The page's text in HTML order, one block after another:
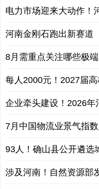
电力市场迎来大动作！
河南金刚石跑出新赛道
8月需重点关注哪些极
每人2000元！2027届
企业牵头建设！2026
7月中国物流业景气指
93人！确山县公开遴选
涉及河南！自然资源部